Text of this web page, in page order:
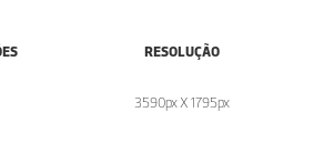
RESOLUÇÃO
3590px X 1795px